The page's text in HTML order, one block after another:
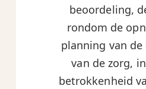
beoordeling,
rondom de
planning van
van de zorg,
betrokkenheid